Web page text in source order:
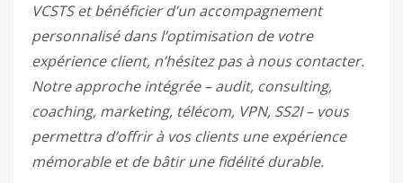
VCSTS et bénéficier d’un accompagnement
personnalisé dans l’optimisation de votre
expérience client, n’hésitez pas à nous contacter.
Notre approche intégrée – audit, consulting,
coaching, marketing, télécom, VPN, SS2I – vous
permettra d’offrir à vos clients une expérience
mémorable et de bâtir une fidélité durable.